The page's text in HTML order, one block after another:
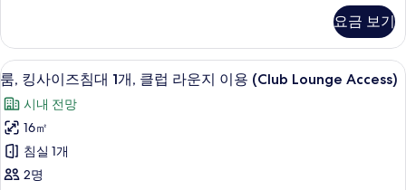
사
진
모
두
보
기
Dining
Area)
자
세
히
보
기
2
개
사
진
모
두
보
룸,
싱
글
침
대
2
개
자
세
요금 보기
룸,
킹
사
이
즈
룸, 킹사이즈침대 1개, 클럽 라운지 이
14
룸, 킹사이즈침대 1개, 클럽 라운지 이용 (Club Lounge Access)
시내 전망
16㎡
침실 1개
2명